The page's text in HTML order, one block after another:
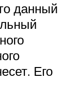
данный
Его